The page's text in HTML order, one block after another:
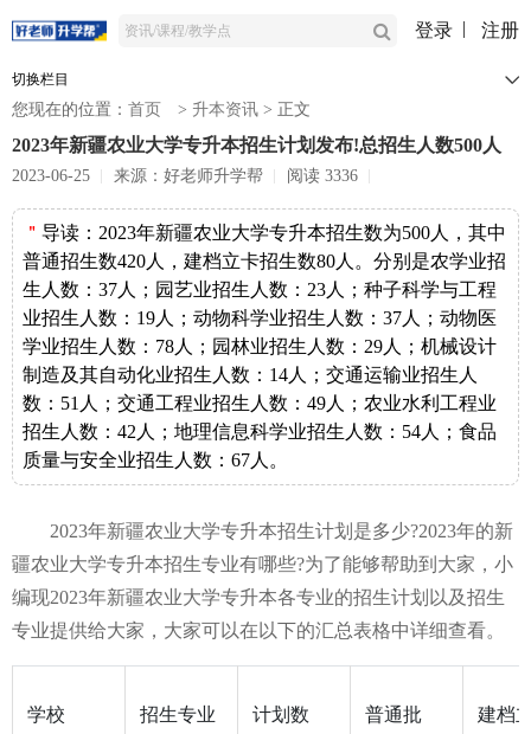
登录 注册
切换栏目
您现在的位置： 首页 > 升本资讯 > 正文
2023年新疆农业大学专升本招生计划发布!总招生人数500人
2023-06-25 来源：好老师升学帮 阅读 3336
＂ 导读： 2023年新疆农业大学专升本招生数为500人，其中
普通招生数420人，建档立卡招生数80人。分别是农学业招
生人数：37人；园艺业招生人数：23人；种子科学与工程
业招生人数：19人；动物科学业招生人数：37人；动物医
学业招生人数：78人；园林业招生人数：29人；机械设计
制造及其自动化业招生人数：14人；交通运输业招生人
数：51人；交通工程业招生人数：49人；农业水利工程业
招生人数：42人；地理信息科学业招生人数：54人；食品
质量与安全业招生人数：67人。
2023年新疆农业大学专升本招生计划是多少?2023年的新
疆农业大学专升本招生专业有哪些?为了能够帮助到大家，小
编现2023年新疆农业大学专升本各专业的招生计划以及招生
专业提供给大家，大家可以在以下的汇总表格中详细查看。
学校 招生专业 计划数 普通批 建档